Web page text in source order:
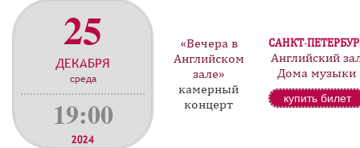
25
ДЕКАБРЯ
среда
19:00
2024
«Вечера в
Английском
зале»
камерный
концерт
САНКТ-
Английский
Дома музыки
купить билет